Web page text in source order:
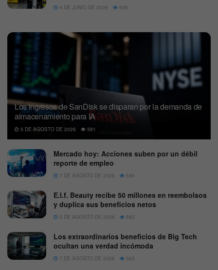
4 DE JUNIO DE 2026 638
Los ingresos de SanDisk se disparan por la demanda de
almacenamiento para IA
5 DE AGOSTO DE 2026 581
Mercado hoy: Acciones suben por un débil
reporte de empleo
7 DE AGOSTO DE 2026 549
E.l.f. Beauty recibe 50 millones en reembolsos
y duplica sus beneficios netos
5 DE AGOSTO DE 2026 582
Los extraordinarios beneficios de Big Tech
ocultan una verdad incómoda
7 DE AGOSTO DE 2026 565